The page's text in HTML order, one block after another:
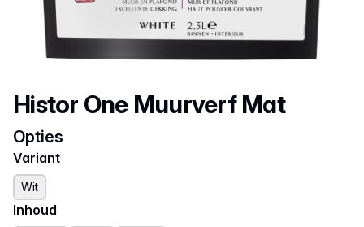
Productnaam
Histor One Muurverf Mat
Opties
Variant
Wit
Inhoud